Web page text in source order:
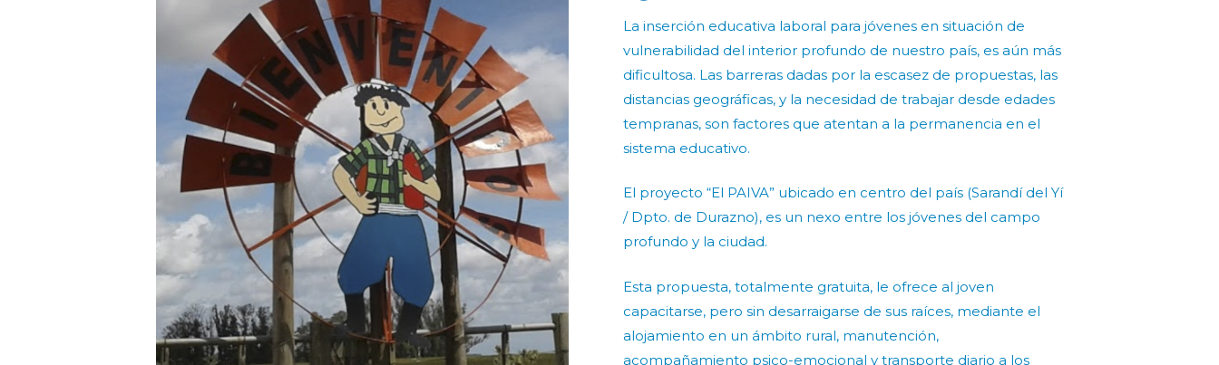
La inserción educativa laboral para jóvenes en situación de
vulnerabilidad del interior profundo de nuestro país, es aún más
dificultosa. Las barreras dadas por la escasez de propuestas, las
distancias geográficas, y la necesidad de trabajar desde edades
tempranas, son factores que atentan a la permanencia en el
sistema educativo.
El proyecto “El PAIVA” ubicado en centro del país (Sarandí del Yí
/ Dpto. de Durazno), es un nexo entre los jóvenes del campo
profundo y la ciudad.
Esta propuesta, totalmente gratuita, le ofrece al joven
capacitarse, pero sin desarraigarse de sus raíces, mediante el
alojamiento en un ámbito rural, manutención,
acompañamiento psico-emocional y transporte diario a los